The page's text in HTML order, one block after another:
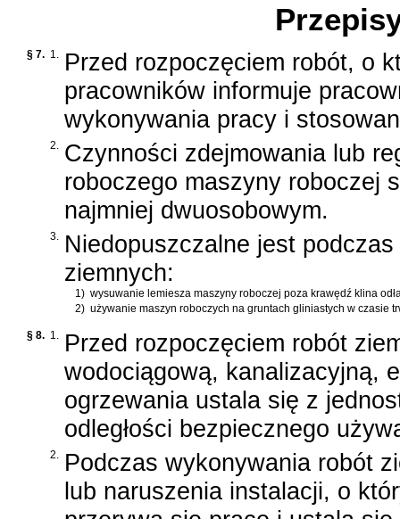
§ 7. 1. Przed rozpoczęciem robót, o
pracowników informuje
wykonywania pracy i
2. Czynności zdejmowania lub
roboczego maszyny roboczej
najmniej dwuosobowym.
3. Niedopuszczalne jest
ziemnych:
1) wysuwanie lemiesza maszyny roboczej poza krawędź klina
2) używanie maszyn roboczych na gruntach gliniastych w czasie
§ 8. 1. Przed rozpoczęciem robót
wodociągową, kanalizacyjną,
ogrzewania ustala się z
odległości bezpiecznego
2. Podczas wykonywania robót
lub naruszenia instalacji, o